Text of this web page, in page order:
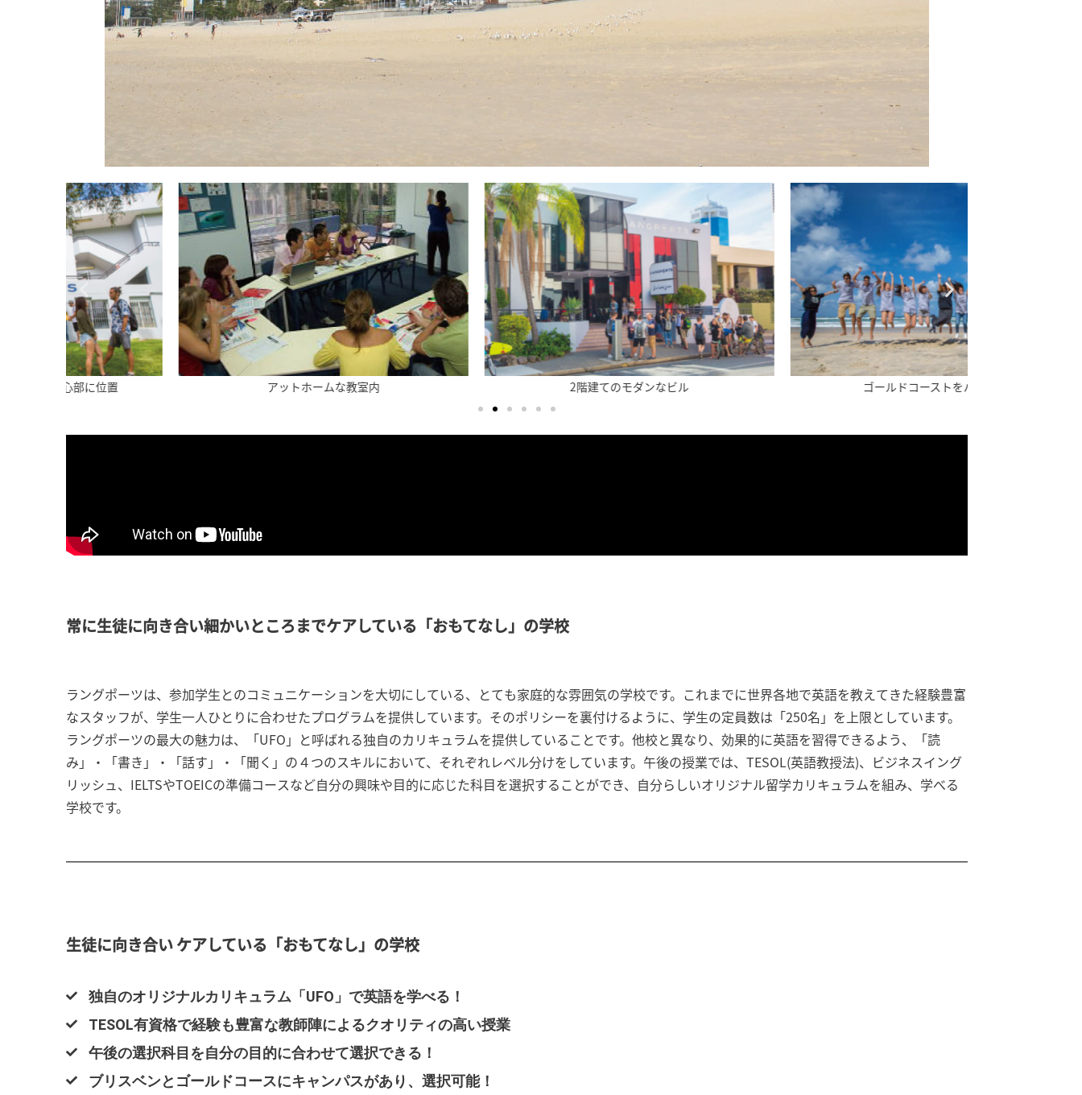
2階建てのモダンなビル ゴールドコーストをバックに
常に生徒に向き合い細かいところまでケアしている「おもてなし」の学校
ラングポーツは、参加学生とのコミュニケーションを大切にしている、とても家庭的な雰囲気の学校です。これまでに世界各地で英語を教えてきた経験豊富
なスタッフが、学生一人ひとりに合わせたプログラムを提供しています。そのポリシーを裏付けるように、学生の定員数は「250名」を上限としています。
ラングポーツの最大の魅力は、「UFO」と呼ばれる独自のカリキュラムを提供していることです。他校と異なり、効果的に英語を習得できるよう、「読
み」・「書き」・「話す」・「聞く」の４つのスキルにおいて、それぞれレベル分けをしています。午後の授業では、TESOL(英語教授法)、ビジネスイング
リッシュ、IELTSやTOEICの準備コースなど自分の興味や目的に応じた科目を選択することができ、自分らしいオリジナル留学カリキュラムを組み、学べる
学校です。
生徒に向き合い ケアしている「おもてなし」の学校
独自のオリジナルカリキュラム「UFO」で英語を学べる！
TESOL有資格で経験も豊富な教師陣によるクオリティの高い授業
午後の選択科目を自分の目的に合わせて選択できる！
ブリスベンとゴールドコースにキャンパスがあり、選択可能！